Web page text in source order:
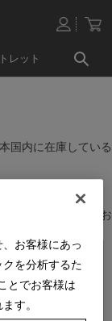
レット
国内に在庫している
庫状況についてはお
お客様にあっ
を分析するた
とでお客様は
す。